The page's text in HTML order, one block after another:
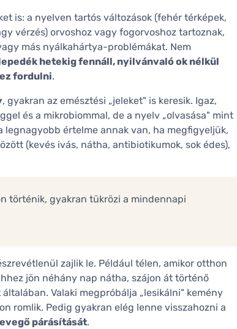
is: a nyelven tartós változások (fehér térképek,
vérzés) orvoshoz vagy fogorvoshoz tartoznak,
más nyálkahártya-problémákat. Nem
hetekig fennáll, nyilvánvaló ok nélkül
fordulni.
, gyakran az emésztési „jeleket" is keresik. Igaz,
és a mikrobiommal, de a nyelv „olvasása" mint
értelme annak van, ha megfigyeljük,
(kevés ivás, nátha, antibiotikumok, sok édes),
történik, gyakran tükrözi a mindennapi
zajlik le. Például télen, amikor otthon
jön néhány nap nátha, szájon át történő
Valaki megpróbálja „lesikálni" kemény
romlik. Pedig gyakran elég lenne visszahozni a
párásítását.